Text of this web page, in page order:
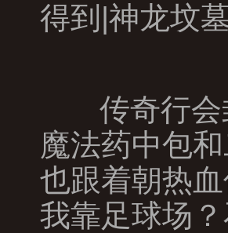
得到|神龙坟
传奇行会
魔法药中包
也跟着朝热
我靠足球场